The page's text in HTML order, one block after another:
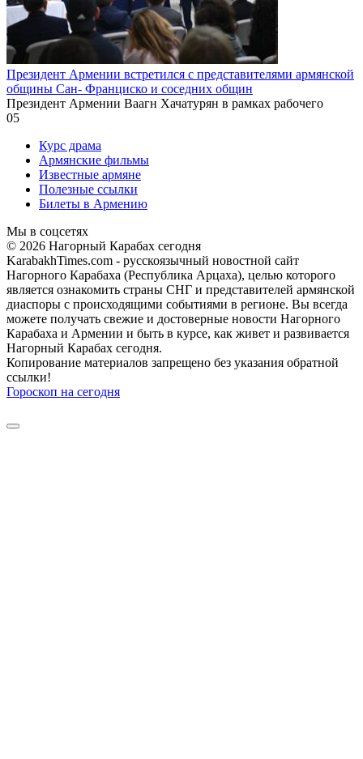
Президент Армении встретился с представителями армянской
общины Сан- Франциско и соседних общин
Президент Армении Ваагн Хачатурян в рамках рабочего
05
Курс драма
Армянские фильмы
Известные армяне
Полезные ссылки
Билеты в Армению
Мы в соцсетях
© 2026 Нагорный Карабах сегодня
KarabakhTimes.com - русскоязычный новостной сайт
Нагорного Карабаха (Республика Арцаха), целью которого
является ознакомить страны СНГ и представителей армянской
диаспоры с происходящими событиями в регионе. Вы всегда
можете получать свежие и достоверные новости Нагорного
Карабаха и Армении и быть в курсе, как живет и развивается
Нагорный Карабах сегодня.
Копирование материалов запрещено без указания обратной
ссылки!
Гороскоп на сегодня